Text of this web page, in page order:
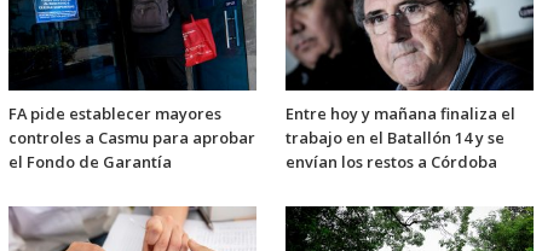
FA pide establecer mayores
controles a Casmu para aprobar
el Fondo de Garantía
Entre hoy y mañana finaliza el
trabajo en el Batallón 14 y se
envían los restos a Córdoba